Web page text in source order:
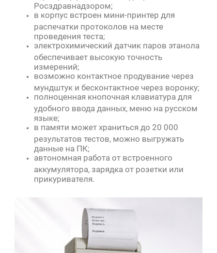
Росздравнадзором;
в корпус встроен мини-принтер для
распечатки протоколов на месте
проведения теста;
электрохимический датчик паров этанола
обеспечивает высокую точность
измерений;
возможно контактное продувание через
мундштук и бесконтактное через воронку;
полноценная кнопочная клавиатура для
удобного ввода данных, меню на русском
языке;
в памяти может храниться до 20 000
результатов тестов, можно выгружать
данные на ПК;
автономная работа от встроенного
аккумулятора, зарядка от розетки или
прикуривателя.